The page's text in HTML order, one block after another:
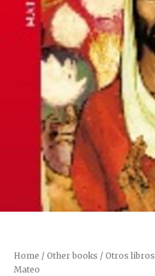
Home / Other books / Otros libros
Mateo